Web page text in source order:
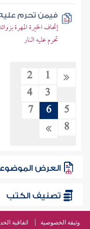
فيمن تحرم عليه
إتحاف الخيرة المهرة
تحرم عليه النار
1
2
3
4
5
6
7
8
العرض
تصنيف الكتب
وثيقة الخصوصية اتفاقية